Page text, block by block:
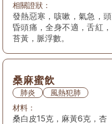
相關證狀：
發熱惡寒，咳嗽，氣急，頭
昏頭痛，全身不適，舌紅，
苔黃，脈浮數。
桑麻蜜飲
肺炎
風熱犯肺
材料：
桑白皮15克，麻黃6克，杏